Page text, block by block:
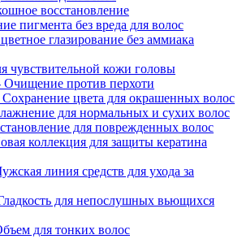
восстановление
пигмента без вреда для волос
глазирование без аммиака
чувствительной кожи головы
Очищение против перхоти
Сохранение цвета для окрашенных волос
для нормальных и сухих волос
для поврежденных волос
коллекция для защиты кератина
линия средств для ухода за
для непослушных вьющихся
для тонких волос